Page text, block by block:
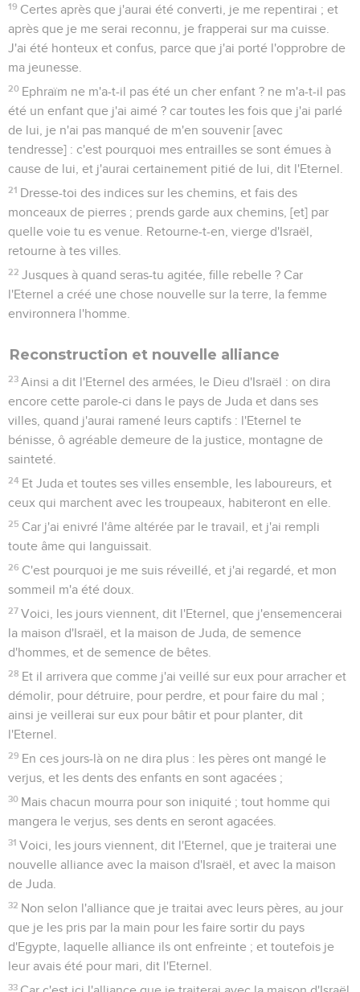
19 Certes après que j'aurai été converti, je me repentirai ; et
après que je me serai reconnu, je frapperai sur ma cuisse.
J'ai été honteux et confus, parce que j'ai porté l'opprobre de
ma jeunesse.
20 Ephraïm ne m'a-t-il pas été un cher enfant ? ne m'a-t-il pas
été un enfant que j'ai aimé ? car toutes les fois que j'ai parlé
de lui, je n'ai pas manqué de m'en souvenir [avec
tendresse] : c'est pourquoi mes entrailles se sont émues à
cause de lui, et j'aurai certainement pitié de lui, dit l'Eternel.
21 Dresse-toi des indices sur les chemins, et fais des
monceaux de pierres ; prends garde aux chemins, [et] par
quelle voie tu es venue. Retourne-t-en, vierge d'Israël,
retourne à tes villes.
22 Jusques à quand seras-tu agitée, fille rebelle ? Car
l'Eternel a créé une chose nouvelle sur la terre, la femme
environnera l'homme.
Reconstruction et nouvelle alliance
23 Ainsi a dit l'Eternel des armées, le Dieu d'Israël : on dira
encore cette parole-ci dans le pays de Juda et dans ses
villes, quand j'aurai ramené leurs captifs : l'Eternel te
bénisse, ô agréable demeure de la justice, montagne de
sainteté.
24 Et Juda et toutes ses villes ensemble, les laboureurs, et
ceux qui marchent avec les troupeaux, habiteront en elle.
25 Car j'ai enivré l'âme altérée par le travail, et j'ai rempli
toute âme qui languissait.
26 C'est pourquoi je me suis réveillé, et j'ai regardé, et mon
sommeil m'a été doux.
27 Voici, les jours viennent, dit l'Eternel, que j'ensemencerai
la maison d'Israël, et la maison de Juda, de semence
d'hommes, et de semence de bêtes.
28 Et il arrivera que comme j'ai veillé sur eux pour arracher et
démolir, pour détruire, pour perdre, et pour faire du mal ;
ainsi je veillerai sur eux pour bâtir et pour planter, dit
l'Eternel.
29 En ces jours-là on ne dira plus : les pères ont mangé le
verjus, et les dents des enfants en sont agacées ;
30 Mais chacun mourra pour son iniquité ; tout homme qui
mangera le verjus, ses dents en seront agacées.
31 Voici, les jours viennent, dit l'Eternel, que je traiterai une
nouvelle alliance avec la maison d'Israël, et avec la maison
de Juda.
32 Non selon l'alliance que je traitai avec leurs pères, au jour
que je les pris par la main pour les faire sortir du pays
d'Egypte, laquelle alliance ils ont enfreinte ; et toutefois je
leur avais été pour mari, dit l'Eternel.
33